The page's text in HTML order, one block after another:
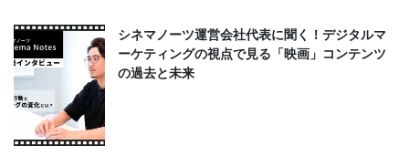
シネマノーツ運営会社代表に聞く！デジタルマ
ーケティングの視点で見る「映画」コンテンツ
の過去と未来